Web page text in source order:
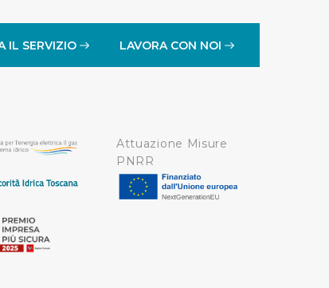
IL SERVIZIO LAVORA CON NOI
Attuazione Misure
PNRR